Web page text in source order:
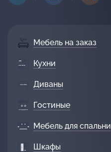
Мебель на заказ
Кухни
Диваны
Гостиные
Мебель для спальни
Шкафы